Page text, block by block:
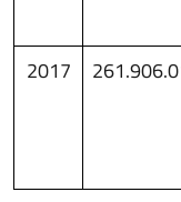
2017